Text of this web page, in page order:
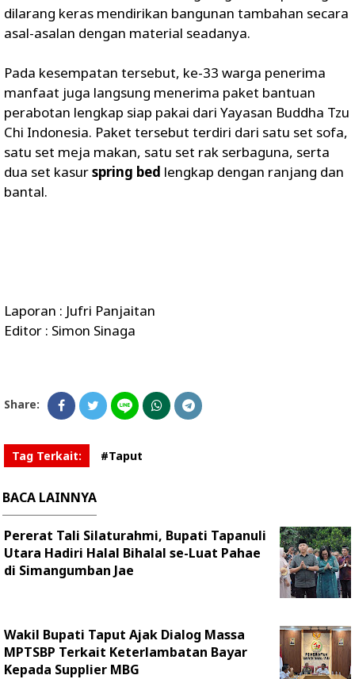
dilarang keras mendirikan bangunan tambahan secara
asal-asalan dengan material seadanya.
‎Pada kesempatan tersebut, ke-33 warga penerima
manfaat juga langsung menerima paket bantuan
perabotan lengkap siap pakai dari Yayasan Buddha Tzu
Chi Indonesia. Paket tersebut terdiri dari satu set sofa,
satu set meja makan, satu set rak serbaguna, serta
dua set kasurspring bed lengkap dengan ranjang dan
bantal.
Laporan : Jufri Panjaitan
Editor : Simon Sinaga
Share:
Tag Terkait: #Taput
BACA LAINNYA
Pererat Tali Silaturahmi, Bupati Tapanuli
Utara Hadiri Halal Bihalal se-Luat Pahae
di Simangumban Jae
Wakil Bupati Taput Ajak Dialog Massa
MPTSBP Terkait Keterlambatan Bayar
Kepada Supplier MBG